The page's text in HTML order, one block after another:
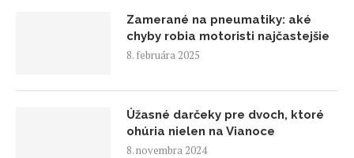
Zamerané na pneumatiky: aké
chyby robia motoristi najčastejšie
8. februára 2025
Úžasné darčeky pre dvoch, ktoré
ohúria nielen na Vianoce
8. novembra 2024